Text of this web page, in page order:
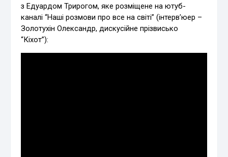
з Едуардом Трирогом, яке розміщене на ютуб-
каналі “Наші розмови про все на світі” (інтерв’юер –
Золотухін Олександр, дискусійне прізвисько
“Кіхот”):